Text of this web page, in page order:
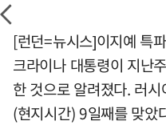
[런던=뉴시스]이지예 특
크라이나 대통령이 지난
한 것으로 알려졌다. 러
(현지시간) 9일째를 맞았